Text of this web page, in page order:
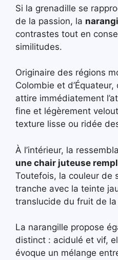
Si la grenadille se
de la passion, la
contrastes tout en
similitudes.
Originaire des régions
Colombie et
attire immédiatement
fine et légèrement
texture lisse ou ridée
À l’intérieur, la
une chair juteuse
Toutefois, la couleur de
tranche avec la teinte
translucide du fruit de la
La narangille propose
distinct : acidulé et vif,
évoque un mélange